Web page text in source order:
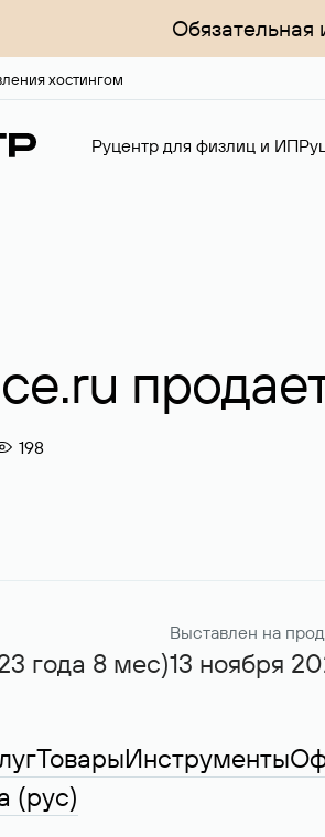
хостингом
Руцентр для физлиц и ИП
198
года 8 мес)
Выставлен на
13 ноября
ТоварыИнструменты
(рус)